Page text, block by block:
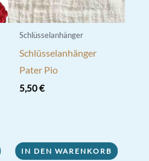
Schlüsselanhänger
Schlüsselanhänger
Pater Pio
5,50€
IN DEN WARENKORB